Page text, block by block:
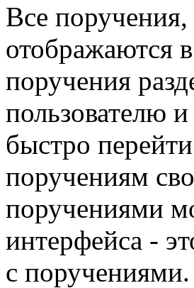
Все поручения,
отображаются
поручения
пользователю
быстро
поручениям
поручениями
интерфейса -
с поручениями.